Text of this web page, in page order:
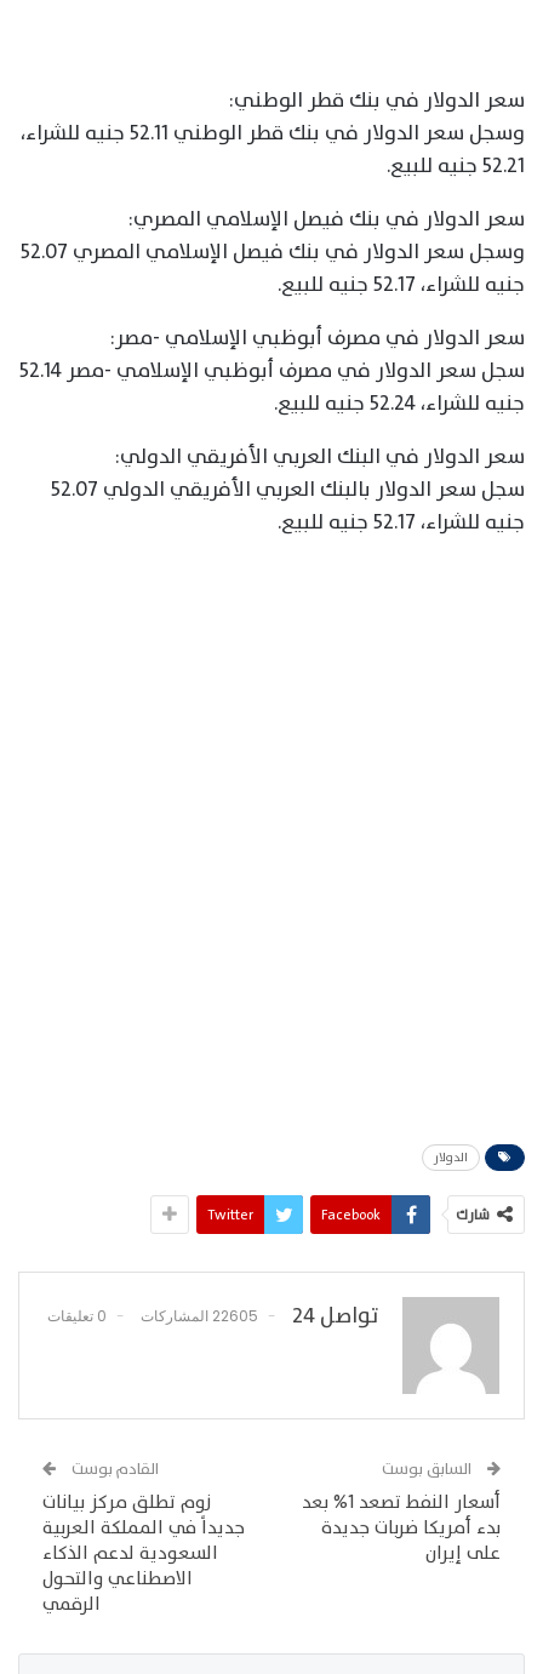
سعر الدولار في بنك قطر الوطني:
وسجل سعر الدولار في بنك قطر الوطني 52.11 جنيه للشراء،
52.21 جنيه للبيع.
سعر الدولار في بنك فيصل الإسلامي المصري:
وسجل سعر الدولار في بنك فيصل الإسلامي المصري 52.07
جنيه للشراء، 52.17 جنيه للبيع.
سعر الدولار في مصرف أبوظبي الإسلامي -مصر:
سجل سعر الدولار في مصرف أبوظبي الإسلامي -مصر 52.14
جنيه للشراء، 52.24 جنيه للبيع.
سعر الدولار في البنك العربي الأفريقي الدولي:
سجل سعر الدولار بالبنك العربي الأفريقي الدولي 52.07
جنيه للشراء، 52.17 جنيه للبيع.
الدولار
شارك Facebook
Twitter
تواصل 24 22605 المشاركات 0 تعليقات
السابق بوست
أسعار النفط تصعد 1% بعد
بدء أمريكا ضربات جديدة
على إيران
القادم بوست
زوم تطلق مركز بيانات
جديداً في المملكة العربية
السعودية لدعم الذكاء
الاصطناعي والتحول
الرقمي